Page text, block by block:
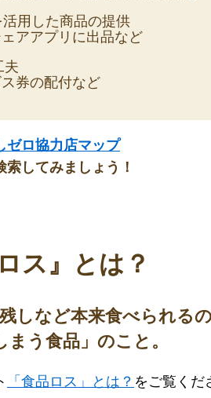
用した商品の提供
アアプリに出品など
夫
券の配付など
ゼロ協力店マップ
索してみましょう！
ス』とは？
しなど本来食べられる
う食品」のこと。
「食品ロス」とは？ をご覧くだ